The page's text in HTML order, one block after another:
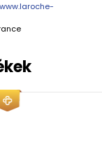
www.laroche-